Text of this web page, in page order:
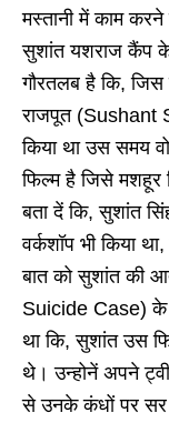
मस्तानी में काम
सुशांत यशराज कैंप
गौरतलब है कि,
राजपूत (Sushant
किया था उस समय
फिल्म है जिसे मशहूर
बता दें कि, सुशांत
वर्कशॉप भी किया
बात को सुशांत की
Suicide Case) के
था कि, सुशांत उस
थे। उन्होनें अपने
से उनके कंधों पर सर